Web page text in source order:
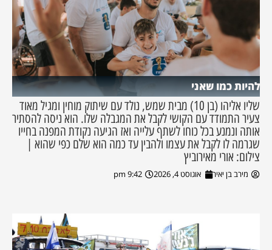
להיות כמו שאני
שליו אליהו (בן 10) מבית שמש, נולד עם שיתוק מוחין ומגיל מאוד
צעיר התמודד עם הקושי לקבל את המגבלה שלו. הוא ניסה להסתיר
אותה ונמנע בכל כוחו לשתף עלייה ואז הגיעה נקודת המפנה בחייו
שגרמה לו לקבל את עצמו ולהבין עד כמה הוא שלם כפי שהוא |
צילום: אורי מאירוביץ
מירב בן יאיר אוגוסט 4, 2026 9:42 pm